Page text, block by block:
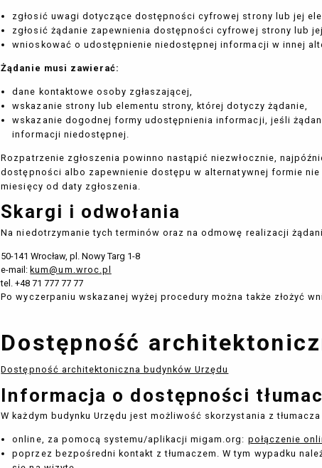
zgłosić uwagi dotyczące dostępności cyfrowej strony lub jej
zgłosić żądanie zapewnienia dostępności cyfrowej strony lub
wnioskować o udostępnienie niedostępnej informacji w innej
Żądanie musi zawierać:
dane kontaktowe osoby zgłaszającej,
wskazanie strony lub elementu strony, której dotyczy żądanie,
wskazanie dogodnej formy udostępnienia informacji, jeśli
informacji niedostępnej.
Rozpatrzenie zgłoszenia powinno nastąpić niezwłocznie,
dostępności albo zapewnienie dostępu w alternatywnej formie
miesięcy od daty zgłoszenia.
Skargi i odwołania
Na niedotrzymanie tych terminów oraz na odmowę realizacji
50-141 Wrocław, pl. Nowy Targ 1-8
e-mail:kum@um.wroc.pl
tel. +48 71 777 77 77
Po wyczerpaniu wskazanej wyżej procedury można także złożyć
Dostępność
Dostępność architektoniczna budynków Urzędu
Informacja o dostępności
W każdym budynku Urzędu jest możliwość skorzystania z
online, za pomocą systemu/aplikacji migam.org: połączenie
poprzez bezpośredni kontakt z tłumaczem. W tym wypadku